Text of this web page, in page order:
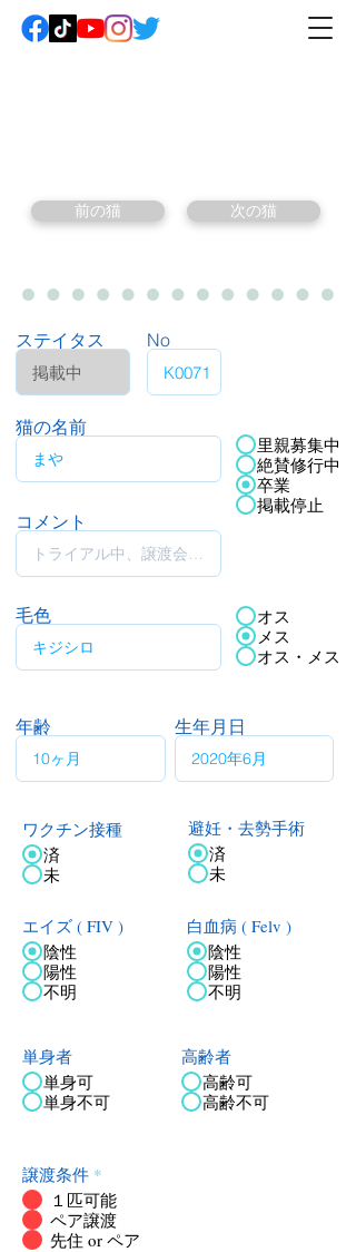
前の猫 次の猫
ステイタス No
猫の名前
コメント
里親募集中
絶賛修行中
卒業
掲載停止
毛色
オス
メス
オス・メス
年齢 生年月日
ワクチン接種
済
未
エイズ ( FIV )
陰性
陽性
不明
避妊・去勢手術
済
未
白血病 ( Felv )
陰性
陽性
不明
単身者
単身可
単身不可
高齢者
高齢可
高齢不可
譲渡条件 *
１匹可能
ペア譲渡
先住 or ペア